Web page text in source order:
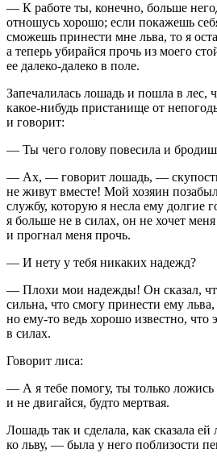
— К работе ты, конечно, больше
отношусь хорошо; если покажешь
сможешь принести мне льва, то я
а теперь убирайся прочь из моего
ее далеко-далеко в поле.
Запечалилась лошадь и пошла в лес,
какое-нибудь пристанище от
и говорит:
— Ты чего голову повесила и
— Ах, — говорит лошадь, — скупость
не живут вместе! Мой хозяин
службу, которую я несла ему долгие
я больше не в силах, он не хочет
и прогнал меня прочь.
— И нету у тебя никаких надежд?
— Плохи мои надежды! Он сказал,
сильна, что смогу принести ему
но ему-то ведь хорошо известно, что
в силах.
Говорит лиса:
— А я тебе помогу, ты только ложись
и не двигайся, будто мертвая.
Лошадь так и сделала, как сказала
ко льву, — была у него поблизости